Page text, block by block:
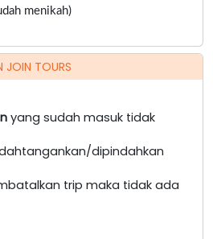
menikah)
JOIN TOURS
yang sudah masuk tidak
dipindahkan
trip maka tidak ada